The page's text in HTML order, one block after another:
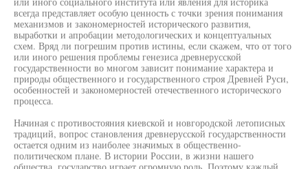
всегда представляет особую ценность с точки зрения понимания
механизмов и закономерностей исторического развития,
выработки и апробации методологических и концептуальных
схем. Вряд ли погрешим против истины, если скажем, что от того
или иного решения проблемы генезиса древнерусской
государственности во многом зависит понимание характера и
природы общественного и государственного строя Древней Руси,
особенностей и закономерностей отечественного исторического
процесса.
Начиная с противостояния киевской и новгородской летописных
традиций, вопрос становления древнерусской государственности
остается одним из наиболее значимых в общественно-
политическом плане. В истории России, в жизни нашего